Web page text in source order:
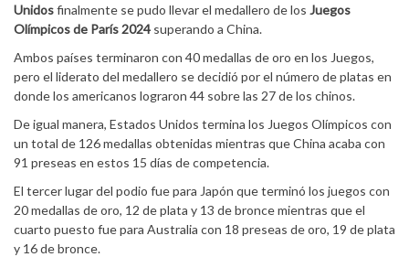
Unidosfinalmente se pudo llevar el medallero de los Juegos
Olímpicos de París 2024 superando a China.
Ambos países terminaron con 40 medallas de oro en los Juegos,
pero el liderato del medallero se decidió por el número de platas en
donde los americanos lograron 44 sobre las 27 de los chinos.
De igual manera, Estados Unidos termina los Juegos Olímpicos con
un total de 126 medallas obtenidas mientras que China acaba con
91 preseas en estos 15 días de competencia.
El tercer lugar del podio fue para Japón que terminó los juegos con
20 medallas de oro, 12 de plata y 13 de bronce mientras que el
cuarto puesto fue para Australia con 18 preseas de oro, 19 de plata
y 16 de bronce.